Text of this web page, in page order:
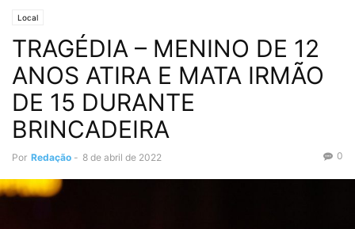
Local
TRAGÉDIA – MENINO DE 12
ANOS ATIRA E MATA IRMÃO
DE 15 DURANTE
BRINCADEIRA
Por Redação - 8 de abril de 2022 0